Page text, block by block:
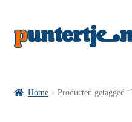
Home Producten getagged